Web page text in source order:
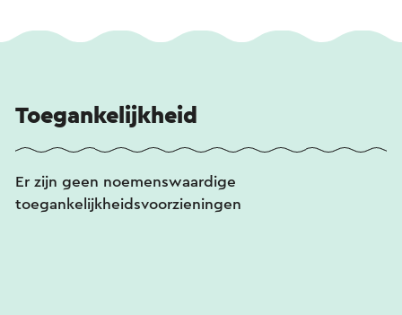
begane grond bevindt zich ook een gezellig
restaurant. De metselwerverbanden sluiten
naadloos aan op het metselwerk in de
naastgelegen monumentale wijk.
Toegankelijkheid
Er zijn geen noemenswaardige
toegankelijkheidsvoorzieningen